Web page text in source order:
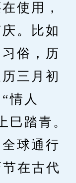
使用，
。比如
俗，历
三月初
情人
巳踏青。
球通行
在古代